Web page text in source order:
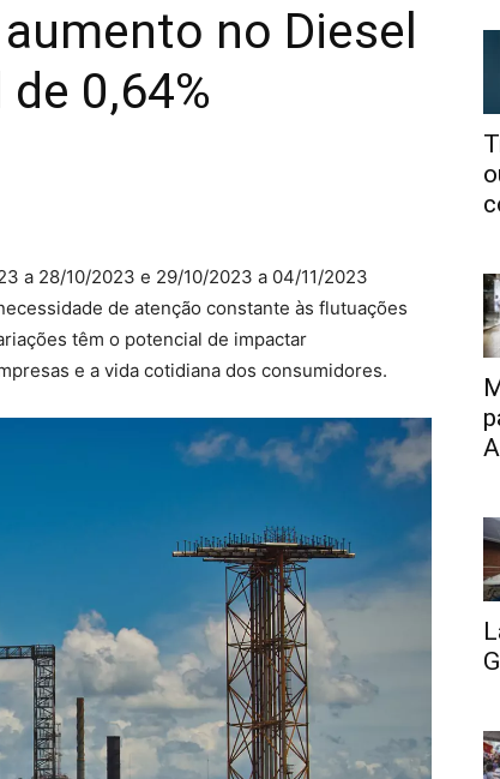
no Diesel
0,64%
a 28/10/2023 e 29/10/2023 a 04/11/2023
de atenção constante às flutuações
têm o potencial de impactar
e a vida cotidiana dos consumidores.